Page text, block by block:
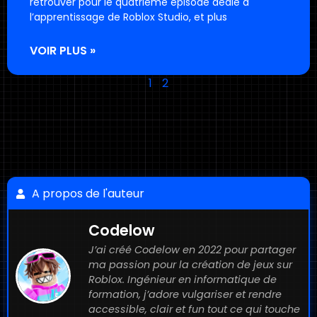
l’apprentissage de Roblox Studio, et plus
VOIR PLUS »
1
2
A propos de l'auteur
Codelow
J’ai créé Codelow en 2022 pour partager
ma passion pour la création de jeux sur
Roblox. Ingénieur en informatique de
formation, j’adore vulgariser et rendre
accessible, clair et fun tout ce qui touche